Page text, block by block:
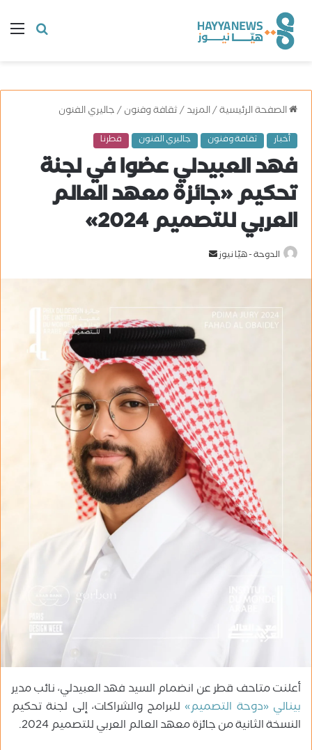
البحث
الصفحة الرئيسية/المزيد/ثقافة وفنون/جاليري الفنون
أخبار ثقافة وفنون جاليري الفنون قطرنا
فهد العبيدلي عضوا في لجنة
تحكيم «جائزة معهد العالم
العربي للتصميم 2024»
الدوحة - هيّا نيوز
د
ا
إ
ل
ك
ت
ر
و
ن
ي
أعلنت متاحف قطر عن انضمام السيد فهد العبيدلي، نائب مدير
بينالي ‏«دوحة التصميم» ‏ للبرامج والشراكات، إلى لجنة تحكيم
النسخة الثانية من جائزة معهد العالم العربي للتصميم 2024.